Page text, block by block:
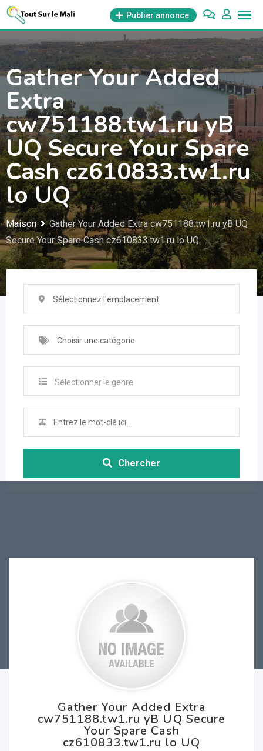
Aller
contenu
Publier annonce
Gather Your Added
Extra
cw751188.tw1.ru yB
UQ Secure Your Spare
Cash cz610833.tw1.ru
lo UQ
Maison
Gather Your Added Extra cw751188.tw1.ru yB UQ
Secure Your Spare Cash cz610833.tw1.ru lo UQ
Sélectionnez l'emplacement
Choisir une catégorie
Sélectionner le genre
Chercher
Gather Your Added Extra
cw751188.tw1.ru yB UQ Secure
Your Spare Cash
cz610833.tw1.ru lo UQ